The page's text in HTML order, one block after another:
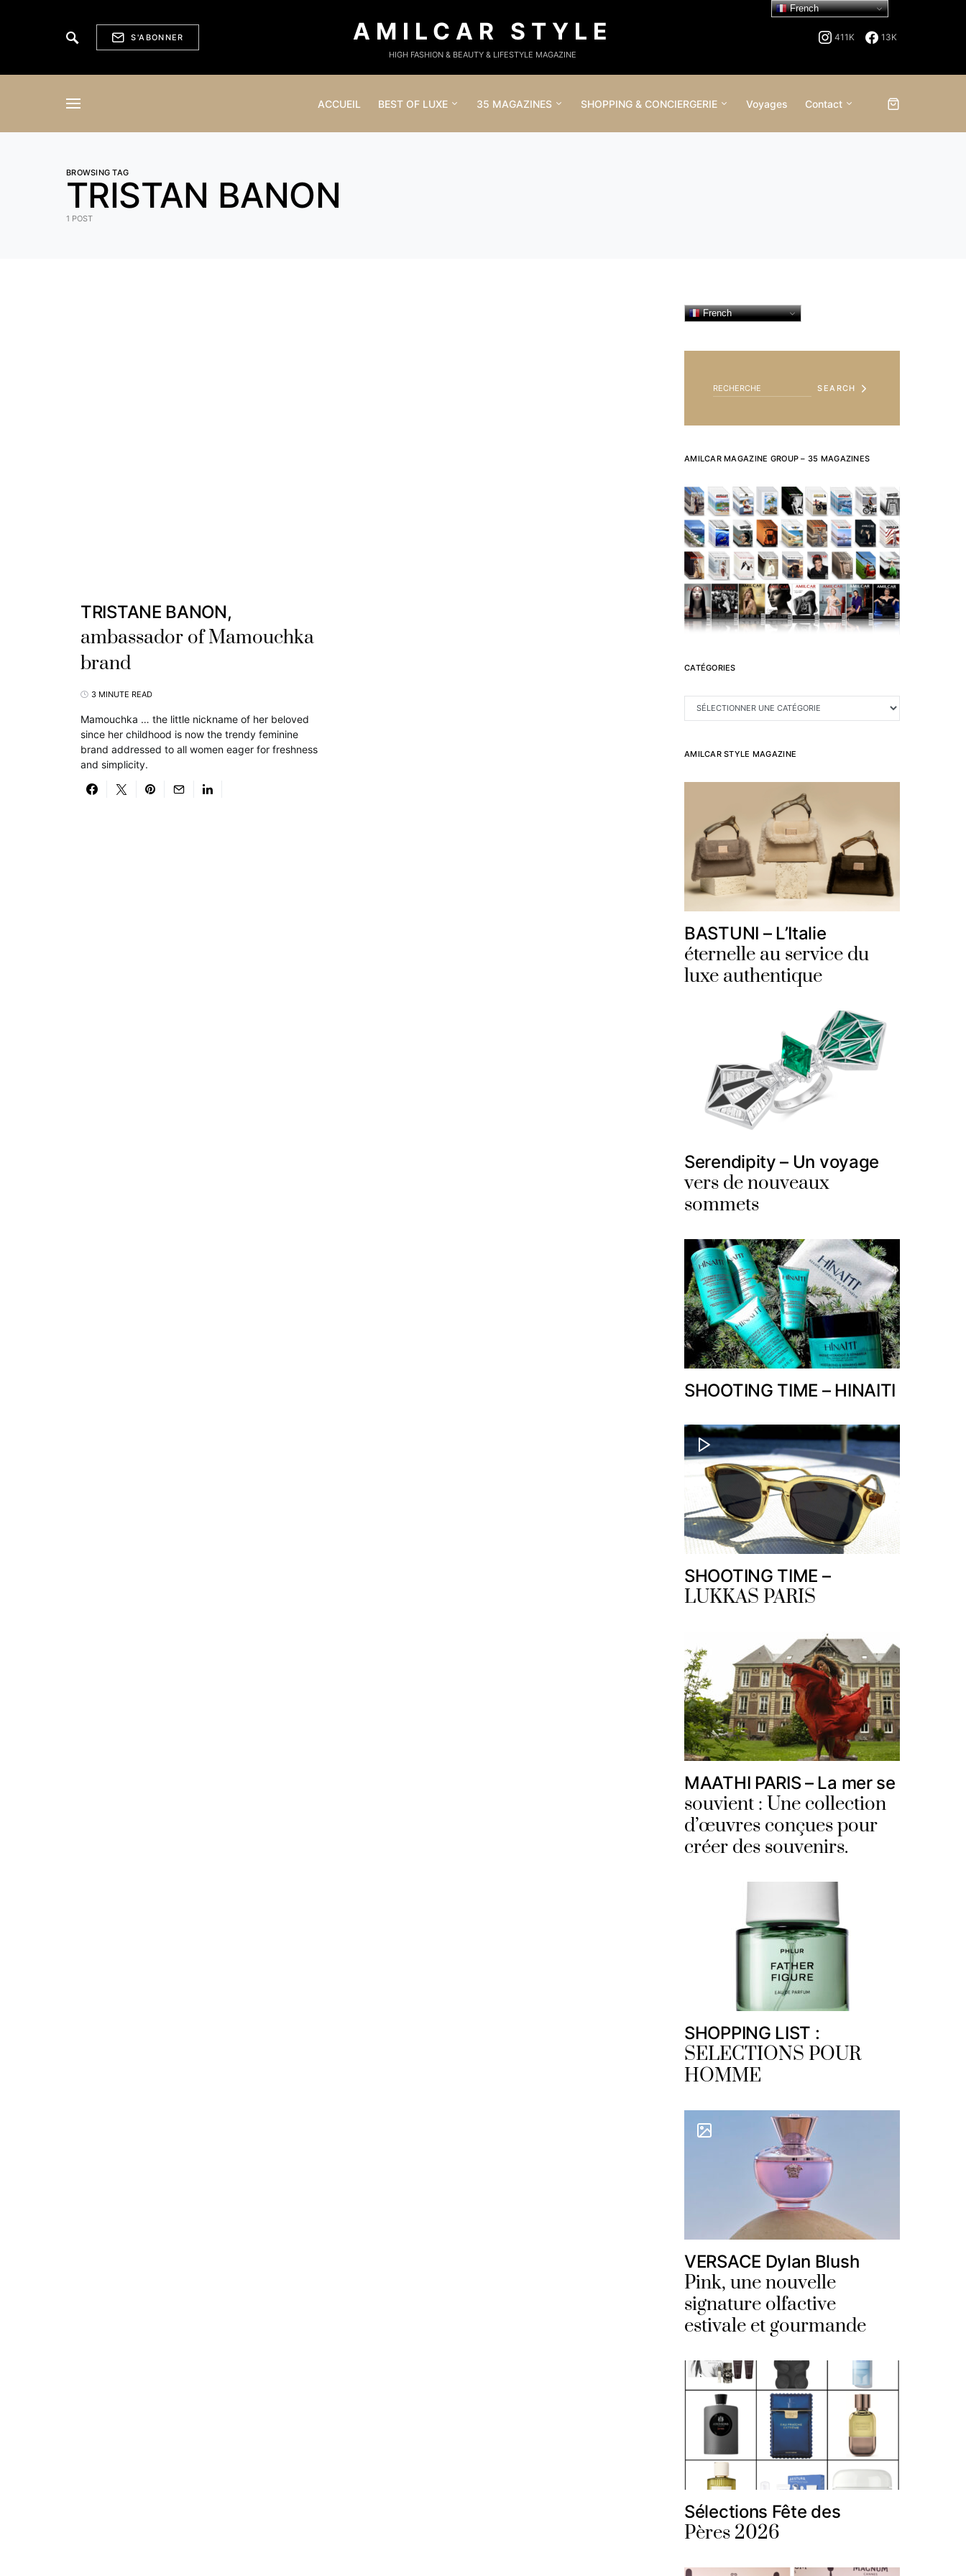
S'ABONNER AMILCAR STYLE
HIGH FASHION & BEAUTY & LIFESTYLE MAGAZINE
411K 13K
ACCUEIL BEST OF LUXE 35 MAGAZINES SHOPPING & CONCIERGERIE Voyages Contact
BROWSING TAG
TRISTAN BANON
1 POST
TRISTANE BANON,
ambassador of Mamouchka
brand
3 MINUTE READ
Mamouchka … the little nickname of her beloved
since her childhood is now the trendy feminine
brand addressed to all women eager for freshness
and simplicity.
French
SEARCH
AMILCAR MAGAZINE GROUP – 35 MAGAZINES
CATÉGORIES
CATÉGORIES
AMILCAR STYLE MAGAZINE
BASTUNI – L’Italie
éternelle au service du
luxe authentique
Serendipity – Un voyage
vers de nouveaux
sommets
SHOOTING TIME – HINAITI
SHOOTING TIME –
LUKKAS PARIS
MAATHI PARIS – La mer se
souvient : Une collection
d’œuvres conçues pour
créer des souvenirs.
SHOPPING LIST :
SELECTIONS POUR
HOMME
VERSACE Dylan Blush
Pink, une nouvelle
signature olfactive
estivale et gourmande
Sélections Fête des
Pères 2026
French